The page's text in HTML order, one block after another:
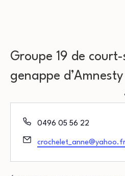
Groupe 19 de
genappe
Téléphone
0496 05 56 22
Email
crochelet_anne@yahoo.fr